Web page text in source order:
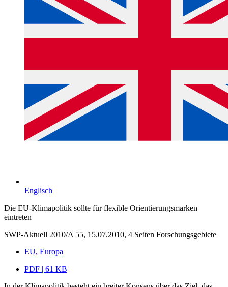
Englisch
Die EU-Klimapolitik sollte für flexible Orientierungsmarken
eintreten
SWP-Aktuell 2010/A 55, 15.07.2010, 4 Seiten Forschungsgebiete
EU, Europa
PDF | 61 KB